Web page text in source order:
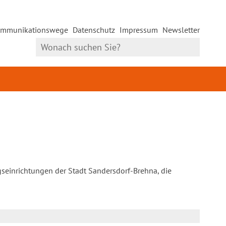
Datenschutz Impressum Newsletter
der Stadt Sandersdorf-Brehna, die